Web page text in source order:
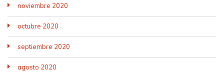
noviembre 2020
octubre 2020
septiembre 2020
agosto 2020